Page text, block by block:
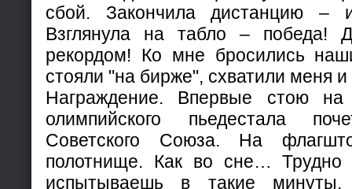
сбой. Закончила дистанцию –
Взглянула на табло –
рекордом! Ко мне бросились
стояли "на бирже", схватили меня
Награждение. Впервые стою на
олимпийского пьедестала
Советского Союза. На
полотнище. Как во сне… Трудно
испытываешь в такие